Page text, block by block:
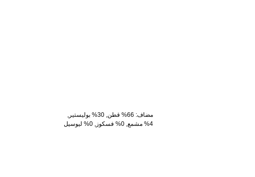
مضاف:
66% قطن, 30% بوليستير,
4% مشمع, 0% فسكوز, 0% ليوسيل